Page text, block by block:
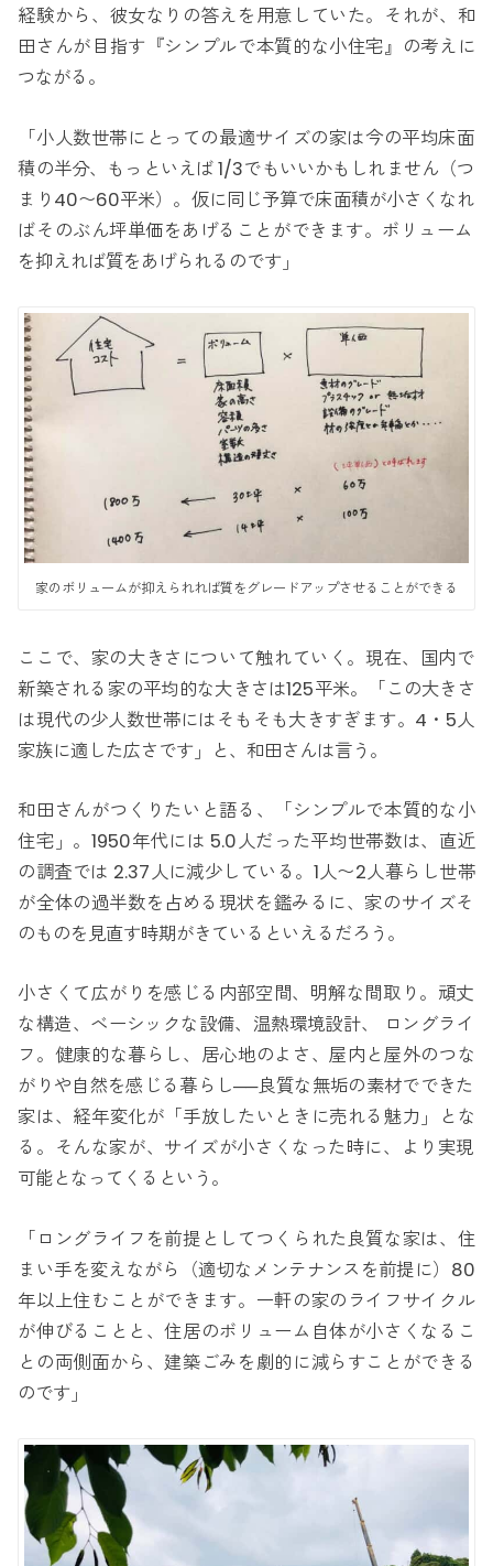
経験から、彼女なりの答えを用意していた。それが、和
田さんが目指す『シンプルで本質的な小住宅』の考えに
つながる。
「小人数世帯にとっての最適サイズの家は今の平均床面
積の半分、もっといえば 1/3でもいいかもしれません（つ
まり40〜60平米）。仮に同じ予算で床面積が小さくなれ
ばそのぶん坪単価をあげることができます。ボリューム
を抑えれば質をあげられるのです」
家のボリュームが抑えられれば質をグレードアップさせることができる
ここで、家の大きさについて触れていく。現在、国内で
新築される家の平均的な大きさは125平米。「この大きさ
は現代の少人数世帯にはそもそも大きすぎます。4・5人
家族に適した広さです」と、和田さんは言う。
和田さんがつくりたいと語る、「シンプルで本質的な小
住宅」。1950年代には 5.0人だった平均世帯数は、直近
の調査では 2.37人に減少している。1人〜2人暮らし世帯
が全体の過半数を占める現状を鑑みるに、家のサイズそ
のものを見直す時期がきているといえるだろう。
小さくて広がりを感じる内部空間、明解な間取り。頑丈
な構造、ベーシックな設備、温熱環境設計、 ロングライ
フ。健康的な暮らし、居心地のよさ、屋内と屋外のつな
がりや自然を感じる暮らし──良質な無垢の素材でできた
家は、経年変化が「手放したいときに売れる魅力」とな
る。そんな家が、サイズが小さくなった時に、より実現
可能となってくるという。
「ロングライフを前提としてつくられた良質な家は、住
まい手を変えながら（適切なメンテナンスを前提に）80
年以上住むことができます。一軒の家のライフサイクル
が伸びることと、住居のボリューム自体が小さくなるこ
との両側面から、建築ごみを劇的に減らすことができる
のです」